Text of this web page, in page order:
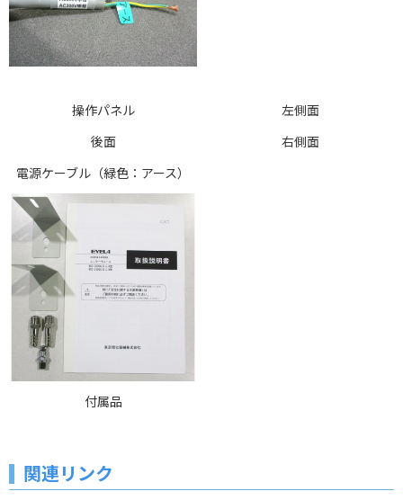
操作パネル
左側面
後面
右側面
電源ケーブル（緑色：アース）
付属品
関連リンク